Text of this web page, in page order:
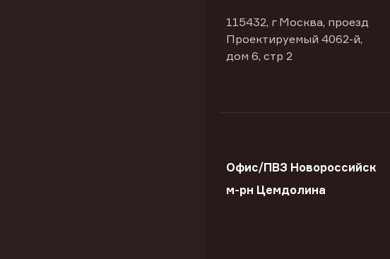
115432, г Москва, проезд
Проектируемый 4062-й,
дом 6, стр 2
Офис/ПВЗ Новороссийск
м-рн Цемдолина